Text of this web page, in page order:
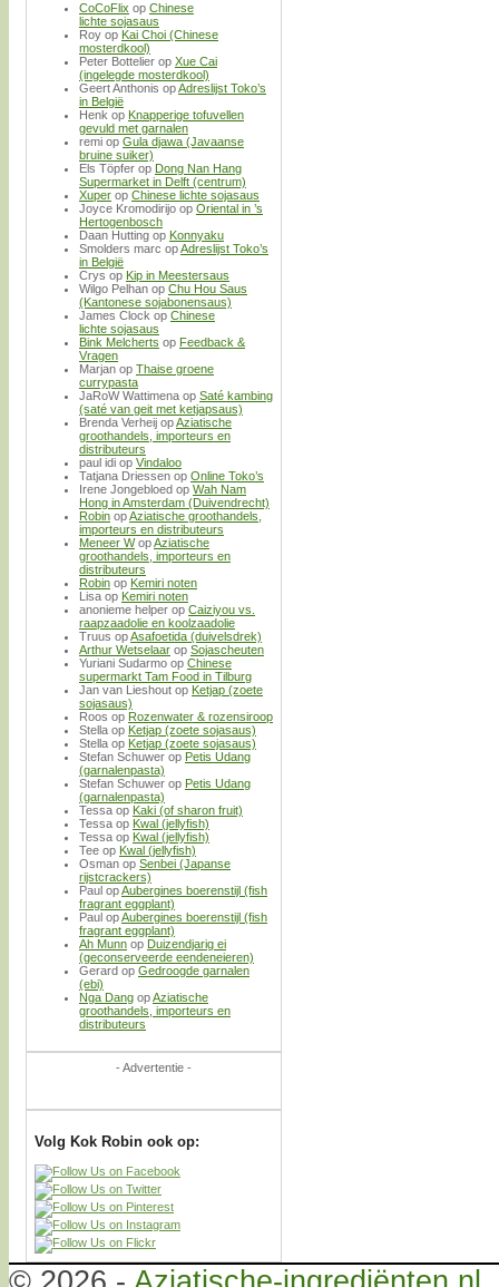
CoCoFlix op Chinese
lichte sojasaus
Roy op Kai Choi (Chinese
mosterdkool)
Peter Bottelier op Xue Cai
(ingelegde mosterdkool)
Geert Anthonis opAdreslijst Toko’s
in België
Henk op Knapperige tofuvellen
gevuld met garnalen
remi op Gula djawa (Javaanse
bruine suiker)
Els Töpfer op Dong Nan Hang
Supermarket in Delft (centrum)
Xuper op Chinese lichte sojasaus
Joyce Kromodirijo op Oriental in ’s
Hertogenbosch
Daan Hutting op Konnyaku
Smolders marc opAdreslijst Toko’s
in België
Crys op Kip in Meestersaus
Wilgo Pelhan op Chu Hou Saus
(Kantonese sojabonensaus)
James Clock op Chinese
lichte sojasaus
Bink Melcherts op Feedback &
Vragen
Marjan op Thaise groene
currypasta
JaRoW Wattimena op Saté kambing
(saté van geit met ketjapsaus)
Brenda Verheij opAziatische
groothandels, importeurs en
distributeurs
paul idi op Vindaloo
Tatjana Driessen op Online Toko’s
Irene Jongebloed op Wah Nam
Hong in Amsterdam (Duivendrecht)
Robin opAziatische groothandels,
importeurs en distributeurs
Meneer WopAziatische
groothandels, importeurs en
distributeurs
Robin op Kemiri noten
Lisa op Kemiri noten
anonieme helper op Caiziyou vs.
raapzaadolie en koolzaadolie
Truus opAsafoetida (duivelsdrek)
Arthur Wetselaar op Sojascheuten
Yuriani Sudarmo op Chinese
supermarkt Tam Food in Tilburg
Jan van Lieshout op Ketjap (zoete
sojasaus)
Roos op Rozenwater & rozensiroop
Stella op Ketjap (zoete sojasaus)
Stella op Ketjap (zoete sojasaus)
Stefan Schuwer op Petis Udang
(garnalenpasta)
Stefan Schuwer op Petis Udang
(garnalenpasta)
Tessa op Kaki (of sharon fruit)
Tessa op Kwal (jellyfish)
Tessa op Kwal (jellyfish)
Tee op Kwal (jellyfish)
Osman op Senbei (Japanse
rijstcrackers)
Paul opAubergines boerenstijl (fish
fragrant eggplant)
Paul opAubergines boerenstijl (fish
fragrant eggplant)
Ah Munn op Duizendjarig ei
(geconserveerde eendeneieren)
Gerard op Gedroogde garnalen
(ebi)
Nga Dang opAziatische
groothandels, importeurs en
distributeurs
- Advertentie -
Volg Kok Robin ook op: